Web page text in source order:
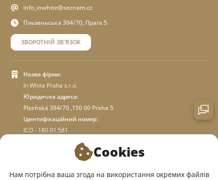
info_inwhite@seznam.cz
Пльзеньська 394/70, Прага 5
ЗВОРОТНІЙ ЗВ'ЯЗОК
Назва фірми:
In White Praha s.r.o.
Юридична адреса:
Plzeňská 394/70 ,150 00 Praha 5
Ідентифікаційний номер:
ICO - 180 01 581
ПРО МАГАЗИН
Cookies
Нам потрібна ваша згода на використання окремих файлів